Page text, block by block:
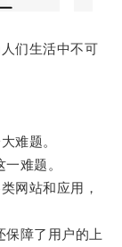
们生活中不可
难题。
难题。
网站和应用，
障了用户的上